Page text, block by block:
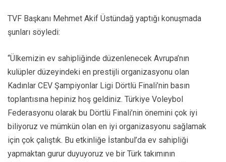
TVF Başkanı Mehmet Akif Üstündağ yaptığı konuşmada
şunları söyledi:
“Ülkemizin ev sahipliğinde düzenlenecek Avrupa’nın
kulüpler düzeyindeki en prestijli organizasyonu olan
Kadınlar CEV Şampiyonlar Ligi Dörtlü Finali’nin basın
toplantısına hepiniz hoş geldiniz. Türkiye Voleybol
Federasyonu olarak bu Dörtlü Finali’nin önemini çok iyi
biliyoruz ve mümkün olan en iyi organizasyonu sağlamak
için çok çalıştık. Bu etkinliğe İstanbul’da ev sahipliği
yapmaktan gurur duyuyoruz ve bir Türk takımının